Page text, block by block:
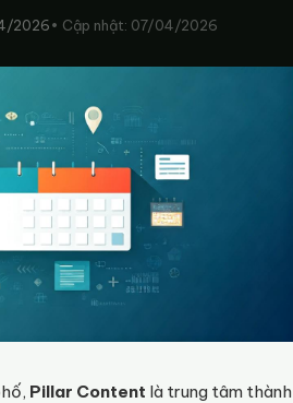
2026• Cập nhật: 07/04/2026
Pillar Content là trung tâm